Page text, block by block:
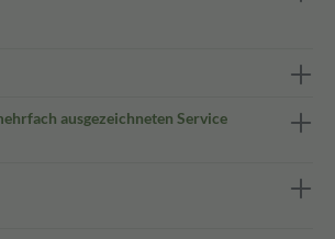
ausgezeichneten Service